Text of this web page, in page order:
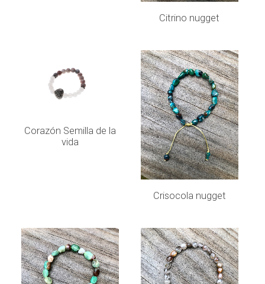
LEER MÁS
Citrino nugget
LEER MÁS
Corazón Semilla de la
vida
LEER MÁS
Crisocola nugget